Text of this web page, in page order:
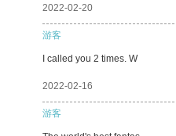
2022-02-20
游客
I called you 2 times. W
2022-02-16
游客